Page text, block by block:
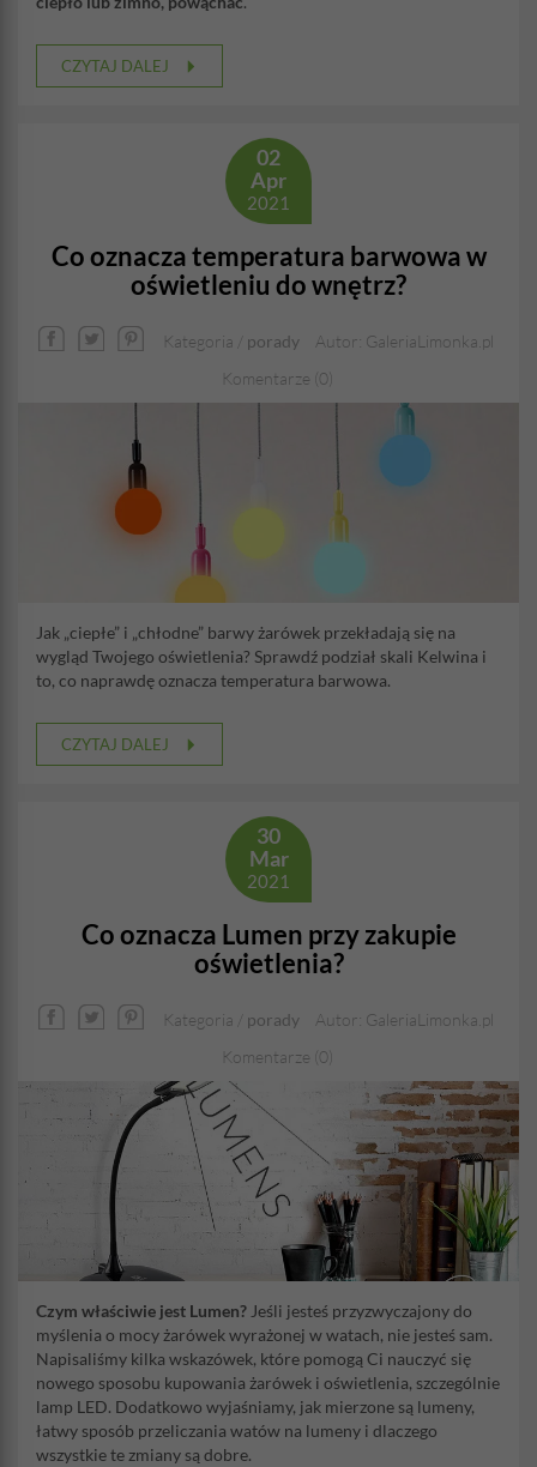
CZYTAJ DALEJ
02
Apr
2021
Co oznacza temperatura barwowa w
oświetleniu do wnętrz?
Kategoria / porady
Autor: GaleriaLimonka.pl
Komentarze (0)
Jak „ciepłe” i „chłodne” barwy żarówek przekładają się na
wygląd Twojego oświetlenia? Sprawdź podział skali Kelwina i
to, co naprawdę oznacza temperatura barwowa.
CZYTAJ DALEJ
30
Mar
2021
Co oznacza Lumen przy zakupie
oświetlenia?
Kategoria / porady
Autor: GaleriaLimonka.pl
Komentarze (0)
Czym właściwie jest Lumen? Jeśli jesteś przyzwyczajony do
myślenia o mocy żarówek wyrażonej w watach, nie jesteś sam.
Napisaliśmy kilka wskazówek, które pomogą Ci nauczyć się
nowego sposobu kupowania żarówek i oświetlenia, szczególnie
lamp LED. Dodatkowo wyjaśniamy, jak mierzone są lumeny,
łatwy sposób przeliczania watów na lumeny i dlaczego
wszystkie te zmiany są dobre.